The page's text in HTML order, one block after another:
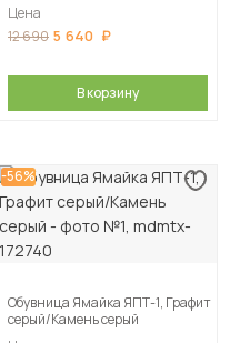
Цена
12 690 5 640
В корзину
-56%
Обувница Ямайка ЯПТ-1, Графит
серый/Камень серый